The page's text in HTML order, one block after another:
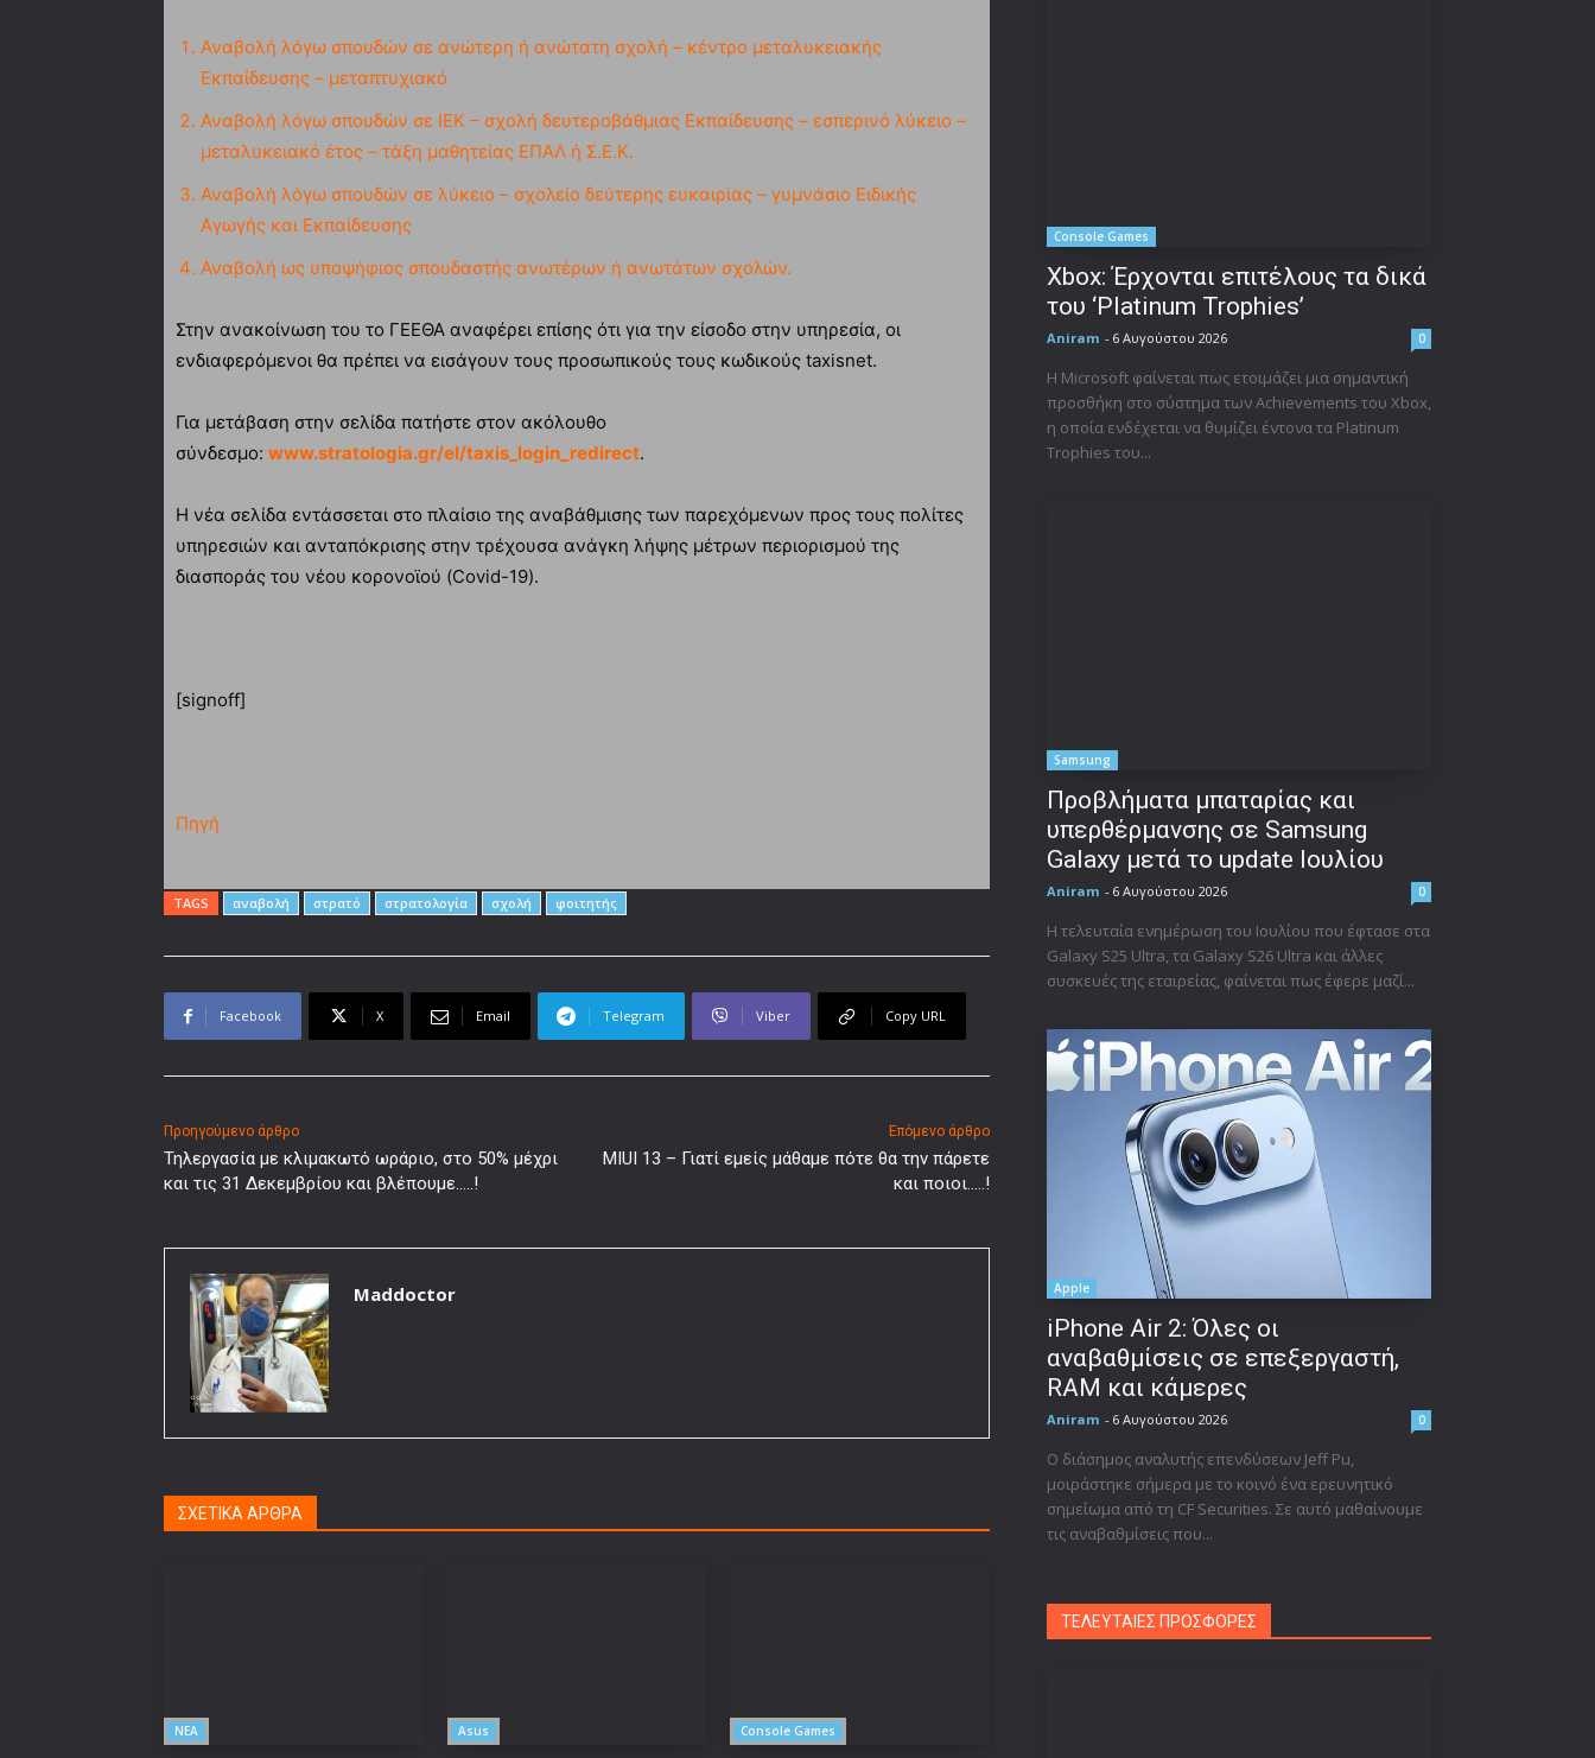
Αναβολή λόγω σπουδών σε ανώτερη ή ανώτατη σχολή – κέντρο μεταλυκειακής
Εκπαίδευσης – μεταπτυχιακό
Αναβολή λόγω σπουδών σε ΙΕΚ – σχολή δευτεροβάθμιας Εκπαίδευσης – εσπερινό λύκειο –
μεταλυκειακό έτος – τάξη μαθητείας ΕΠΑΛ ή Σ.Ε.Κ.
Αναβολή λόγω σπουδών σε λύκειο – σχολείο δεύτερης ευκαιρίας – γυμνάσιο Ειδικής
Αγωγής και Εκπαίδευσης
Αναβολή ως υποψήφιος σπουδαστής ανωτέρων ή ανωτάτων σχολών.
Στην ανακοίνωση του το ΓΕΕΘΑ αναφέρει επίσης ότι για την είσοδο στην υπηρεσία, οι
ενδιαφερόμενοι θα πρέπει να εισάγουν τους προσωπικούς τους κωδικούς taxisnet.
Για μετάβαση στην σελίδα πατήστε στον ακόλουθο
σύνδεσμο: www.stratologia.gr/el/taxis_login_redirect.
Η νέα σελίδα εντάσσεται στο πλαίσιο της αναβάθμισης των παρεχόμενων προς τους πολίτες
υπηρεσιών και ανταπόκρισης στην τρέχουσα ανάγκη λήψης μέτρων περιορισμού της
διασποράς του νέου κορονοϊού (Covid-19).
[signoff]
Πηγή
TAGS αναβολή στρατό στρατολογία σχολή φοιτητής
Facebook X Email Telegram Viber Copy URL
Προηγούμενο άρθρο
Τηλεργασία με κλιμακωτό ωράριο, στο 50% μέχρι
και τις 31 Δεκεμβρίου και βλέπουμε…..!
Επόμενο άρθρο
MIUI 13 – Γιατί εμείς μάθαμε πότε θα την πάρετε
και ποιοι…..!
Maddoctor
ΣΧΕΤΙΚΑ ΑΡΘΡΑ
ΝΕΑ Asus Console Games
Console Games
Xbox: Έρχονται επιτέλους τα δικά
του ‘Platinum Trophies’
Aniram - 6 Αυγούστου 2026 0
Η Microsoft φαίνεται πως ετοιμάζει μια σημαντική
προσθήκη στο σύστημα των Achievements του Xbox,
η οποία ενδέχεται να θυμίζει έντονα τα Platinum
Trophies του...
Samsung
Προβλήματα μπαταρίας και
υπερθέρμανσης σε Samsung
Galaxy μετά το update Ιουλίου
Aniram - 6 Αυγούστου 2026 0
Η τελευταία ενημέρωση του Ιουλίου που έφτασε στα
Galaxy S25 Ultra, τα Galaxy S26 Ultra και άλλες
συσκευές της εταιρείας, φαίνεται πως έφερε μαζί...
Apple
iPhone Air 2: Όλες οι
αναβαθμίσεις σε επεξεργαστή,
RAM και κάμερες
Aniram - 6 Αυγούστου 2026 0
Ο διάσημος αναλυτής επενδύσεων Jeff Pu,
μοιράστηκε σήμερα με το κοινό ένα ερευνητικό
σημείωμα από τη CF Securities. Σε αυτό μαθαίνουμε
τις αναβαθμίσεις που...
ΤΕΛΕΥΤΑΙΕΣ ΠΡΟΣΦΟΡΕΣ